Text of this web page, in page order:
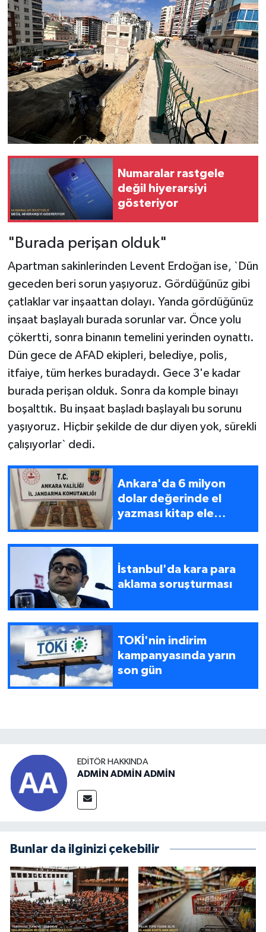
Numaralar rastgele
değil hiyerarşiyi
gösteriyor
"Burada perişan olduk"
Apartman sakinlerinden Levent Erdoğan ise, `Dün
geceden beri sorun yaşıyoruz. Gördüğünüz gibi
çatlaklar var inşaattan dolayı. Yanda gördüğünüz
inşaat başlayalı burada sorunlar var. Önce yolu
çökertti, sonra binanın temelini yerinden oynattı.
Dün gece de AFAD ekipleri, belediye, polis,
itfaiye, tüm herkes buradaydı. Gece 3'e kadar
burada perişan olduk. Sonra da komple binayı
boşalttık. Bu inşaat başladı başlayalı bu sorunu
yaşıyoruz. Hiçbir şekilde de dur diyen yok, sürekli
çalışıyorlar` dedi.
Ankara'da 6 milyon
dolar değerinde el
yazması kitap ele
İstanbul'da kara para
aklama soruşturması
TOKİ'nin indirim
kampanyasında yarın
son gün
EDITÖR HAKKINDA
ADMİN ADMİN ADMİN
Bunlar da ilginizi çekebilir